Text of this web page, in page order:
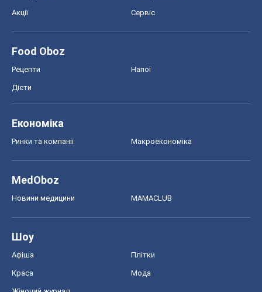
Акції Сервіс
Food Oboz
Рецепти Напої
Дієти
Економіка
Ринки та компанії Макроекономіка
MedOboz
Новини медицини MAMACLUB
Шоу
Афіша Плітки
Краса Мода